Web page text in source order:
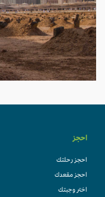
احجز
احجز رحلتك
احجز مقعدك
اختر وجبتك